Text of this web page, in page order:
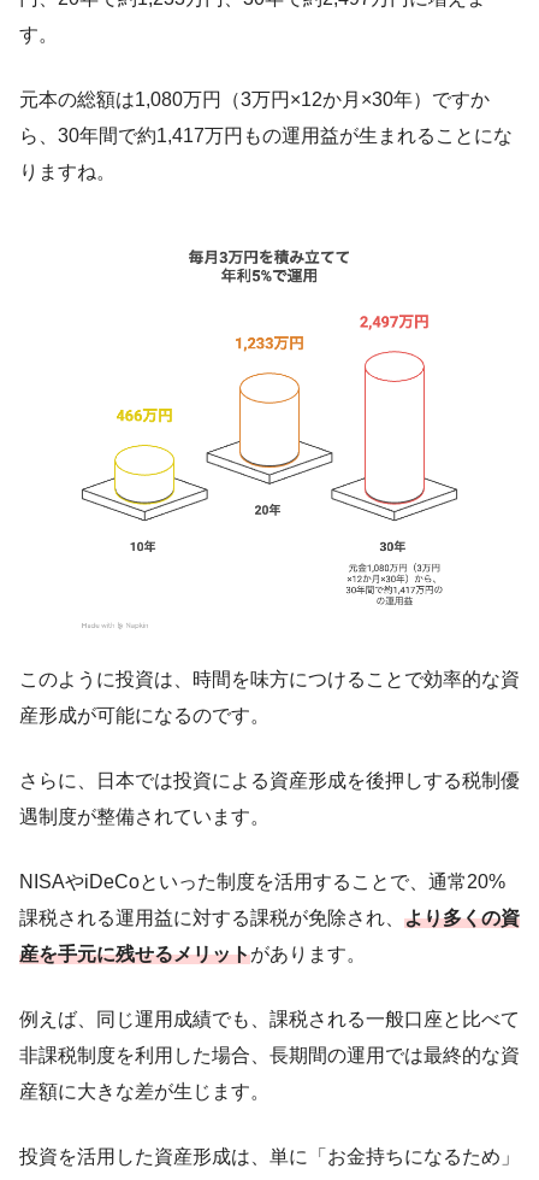
す。
元本の総額は1,080万円（3万円×12か月×30年）ですか
ら、30年間で約1,417万円もの運用益が生まれることにな
りますね。
このように投資は、時間を味方につけることで効率的な資
産形成が可能になるのです。
さらに、日本では投資による資産形成を後押しする税制優
遇制度が整備されています。
NISAやiDeCoといった制度を活用することで、通常20%
課税される運用益に対する課税が免除され、 より多くの資
産を手元に残せるメリットがあります。
例えば、同じ運用成績でも、課税される一般口座と比べて
非課税制度を利用した場合、長期間の運用では最終的な資
産額に大きな差が生じます。
投資を活用した資産形成は、単に「お金持ちになるため」